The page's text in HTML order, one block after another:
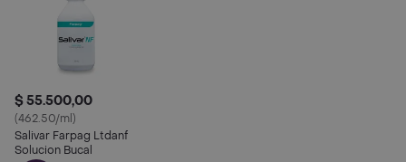
$ 55.500,00
(462.50/ml)
Salivar Farpag Ltdanf
Solucion Bucal